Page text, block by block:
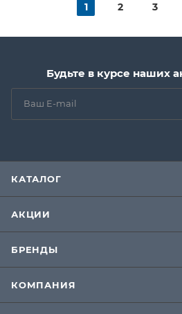
1 2 3
Будьте в курсе наших
КАТАЛОГ
АКЦИИ
БРЕНДЫ
КОМПАНИЯ